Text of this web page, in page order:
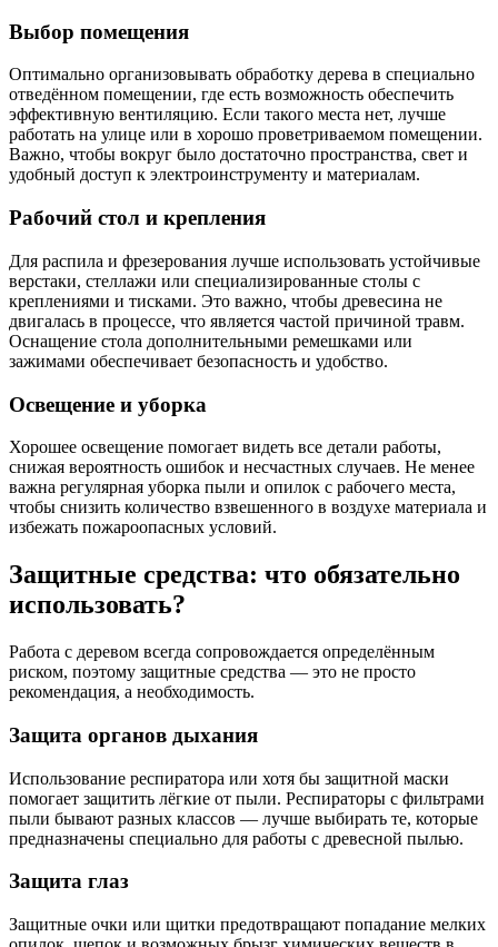
Выбор помещения
Оптимально организовывать обработку дерева в специально
отведённом помещении, где есть возможность обеспечить
эффективную вентиляцию. Если такого места нет, лучше
работать на улице или в хорошо проветриваемом помещении.
Важно, чтобы вокруг было достаточно пространства, свет и
удобный доступ к электроинструменту и материалам.
Рабочий стол и крепления
Для распила и фрезерования лучше использовать устойчивые
верстаки, стеллажи или специализированные столы с
креплениями и тисками. Это важно, чтобы древесина не
двигалась в процессе, что является частой причиной травм.
Оснащение стола дополнительными ремешками или
зажимами обеспечивает безопасность и удобство.
Освещение и уборка
Хорошее освещение помогает видеть все детали работы,
снижая вероятность ошибок и несчастных случаев. Не менее
важна регулярная уборка пыли и опилок с рабочего места,
чтобы снизить количество взвешенного в воздухе материала и
избежать пожароопасных условий.
Защитные средства: что обязательно
использовать?
Работа с деревом всегда сопровождается определённым
риском, поэтому защитные средства — это не просто
рекомендация, а необходимость.
Защита органов дыхания
Использование респиратора или хотя бы защитной маски
помогает защитить лёгкие от пыли. Респираторы с фильтрами
пыли бывают разных классов — лучше выбирать те, которые
предназначены специально для работы с древесной пылью.
Защита глаз
Защитные очки или щитки предотвращают попадание мелких